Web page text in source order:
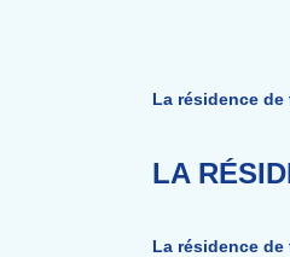
La résidence de
LA
La résidence de